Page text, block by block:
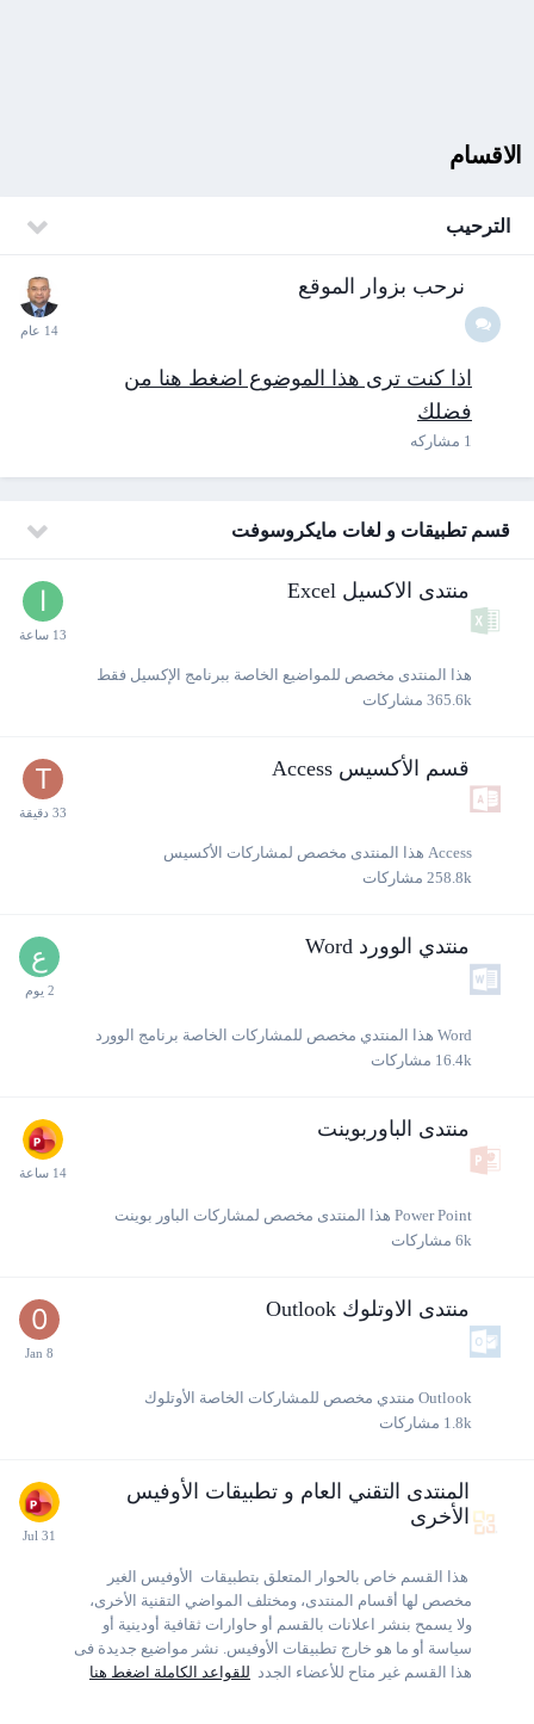
الاقسام
الترحيب
نرحب بزوار الموقع
اذا كنت ترى هذا الموضوع اضغط هنا من
فضلك
مشاركه
قسم تطبيقات و لغات مايكروسوفت
منتدى الاكسيل Excel
هذا المنتدى مخصص للمواضيع الخاصة ببرنامج الإكسيل فقط
365.6k مشاركات
قسم الأكسيس Access
Access هذا المنتدى مخصص لمشاركات الأكسيس
258.8k مشاركات
منتدي الوورد Word
Word هذا المنتدي مخصص للمشاركات الخاصة برنامج الوورد
16.4k مشاركات
منتدى الباوربوينت
Power Point هذا المنتدى مخصص لمشاركات الباور بوينت
6k مشاركات
منتدى الاوتلوك Outlook
Outlook منتدي مخصص للمشاركات الخاصة الأوتلوك
1.8k مشاركات
المنتدى التقني العام و تطبيقات الأوفيس
الأخرى
هذا القسم خاص بالحوار المتعلق بتطبيقات الأوفيس الغير
مخصص لها أقسام المنتدى، ومختلف المواضي التقنية الأخرى،
ولا يسمح بنشر اعلانات بالقسم أو حاوارات ثقافية أودينية أو
سياسة أو ما هو خارج تطبيقات الأوفيس. نشر مواضيع جديدة فى
هذا القسم غير متاح للأعضاء الجدد للقواعد الكاملة اضغط هنا